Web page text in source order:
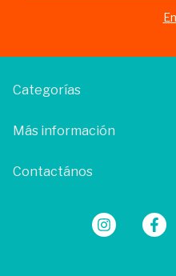
Categorías
Más información
Contactános